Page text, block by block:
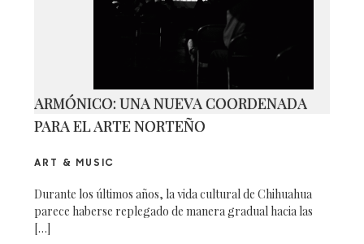
ARMÓNICO: UNA NUEVA COORDENADA
PARA EL ARTE NORTEÑO
ART & MUSIC
Durante los últimos años, la vida cultural de Chihuahua
parece haberse replegado de manera gradual hacia las
[…]